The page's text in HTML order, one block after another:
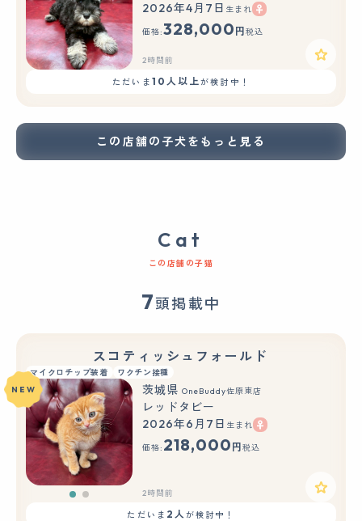
2026年4月7日 生まれ
価格:328,000 円 税込
2時間前
ただいま 10人以上が検討中！
この店舗の子犬をもっと見る
Cat
この店舗の子猫
7頭掲載中
スコティッシュフォールド
マイクロチップ装着 ワクチン接種
もっと見る
NEW 茨城県 OneBuddy佐原東店
レッドタビー
2026年6月7日 生まれ
価格: 218,000 円 税込
2時間前
ただいま 2人が検討中！